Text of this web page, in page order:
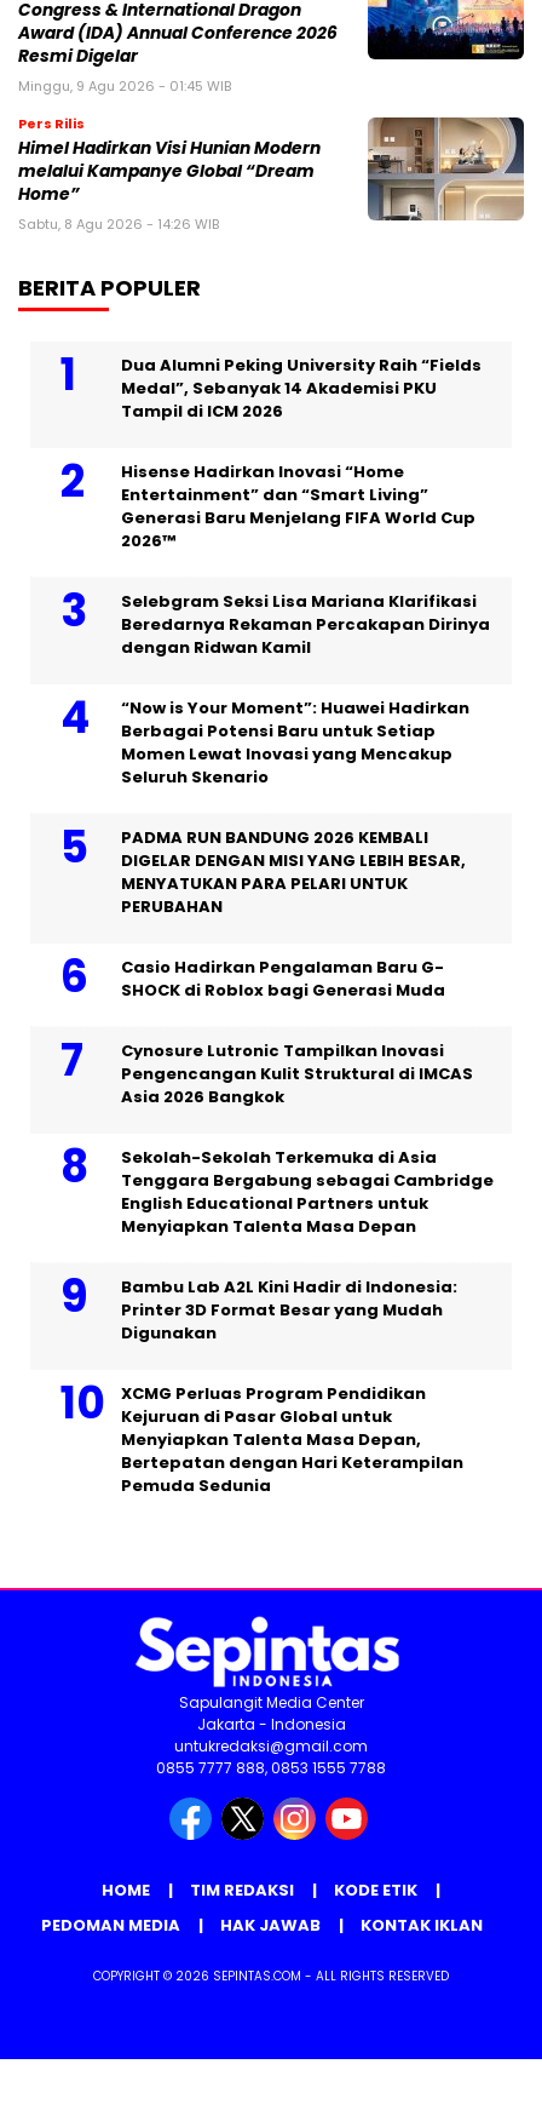
Congress & International Dragon
Award (IDA) Annual Conference 2026
Resmi Digelar
Minggu, 9 Agu 2026 - 01:45 WIB
Pers Rilis
Himel Hadirkan Visi Hunian Modern
melalui Kampanye Global “Dream
Home”
Sabtu, 8 Agu 2026 - 14:26 WIB
BERITA POPULER
Dua Alumni Peking University Raih “Fields
Medal”, Sebanyak 14 Akademisi PKU
Tampil di ICM 2026
Hisense Hadirkan Inovasi “Home
Entertainment” dan “Smart Living”
Generasi Baru Menjelang FIFA World Cup
2026™
Selebgram Seksi Lisa Mariana Klarifikasi
Beredarnya Rekaman Percakapan Dirinya
dengan Ridwan Kamil
“Now is Your Moment”: Huawei Hadirkan
Berbagai Potensi Baru untuk Setiap
Momen Lewat Inovasi yang Mencakup
Seluruh Skenario
PADMA RUN BANDUNG 2026 KEMBALI
DIGELAR DENGAN MISI YANG LEBIH BESAR,
MENYATUKAN PARA PELARI UNTUK
PERUBAHAN
Casio Hadirkan Pengalaman Baru G-
SHOCK di Roblox bagi Generasi Muda
Cynosure Lutronic Tampilkan Inovasi
Pengencangan Kulit Struktural di IMCAS
Asia 2026 Bangkok
Sekolah-Sekolah Terkemuka di Asia
Tenggara Bergabung sebagai Cambridge
English Educational Partners untuk
Menyiapkan Talenta Masa Depan
Bambu Lab A2L Kini Hadir di Indonesia:
Printer 3D Format Besar yang Mudah
Digunakan
XCMG Perluas Program Pendidikan
Kejuruan di Pasar Global untuk
Menyiapkan Talenta Masa Depan,
Bertepatan dengan Hari Keterampilan
Pemuda Sedunia
Sapulangit Media Center
Jakarta - Indonesia
untukredaksi@gmail.com
0855 7777 888, 0853 1555 7788
HOME TIM REDAKSI
KODE ETIK
PEDOMAN MEDIA
HAK JAWAB KONTAK IKLAN
COPYRIGHT © 2026 SEPINTAS.COM - ALL RIGHTS RESERVED